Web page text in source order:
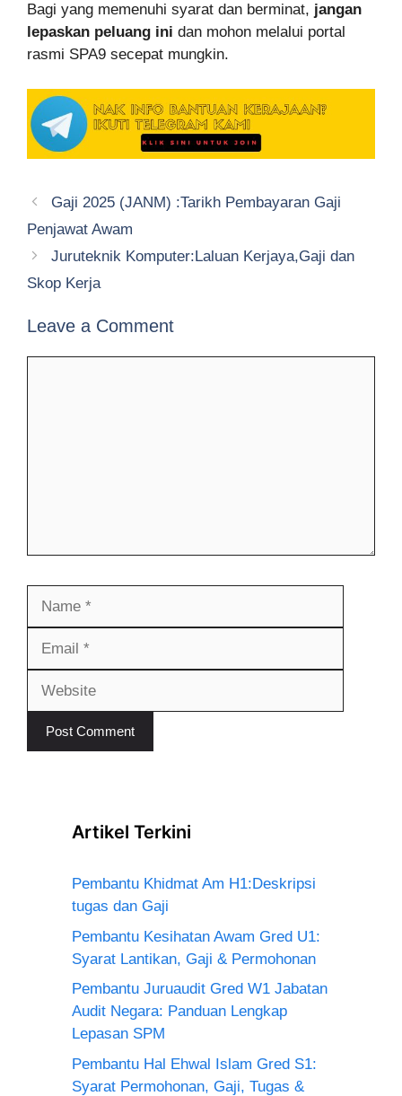
Bagi yang memenuhi syarat dan berminat, jangan
lepaskan peluang ini dan mohon melalui portal
rasmi SPA9 secepat mungkin.
Gaji 2025 (JANM) :Tarikh Pembayaran Gaji
Penjawat Awam
Juruteknik Komputer:Laluan Kerjaya,Gaji dan
Skop Kerja
Leave a Comment
Artikel Terkini
Pembantu Khidmat Am H1:Deskripsi
tugas dan Gaji
Pembantu Kesihatan Awam Gred U1:
Syarat Lantikan, Gaji & Permohonan
Pembantu Juruaudit Gred W1 Jabatan
Audit Negara: Panduan Lengkap
Lepasan SPM
Pembantu Hal Ehwal Islam Gred S1:
Syarat Permohonan, Gaji, Tugas &